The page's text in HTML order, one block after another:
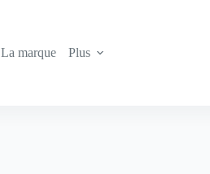
La marque
Plus